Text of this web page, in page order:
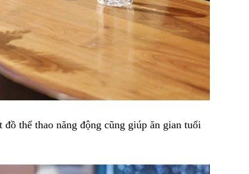
thể thao năng động cũng giúp ăn gian tuổi